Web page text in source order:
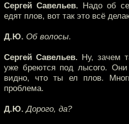
Сергей Савельев. Надо об
едят плов, вот так это всё
Д.Ю. Об волосы.
Сергей Савельев. Ну, зачем
уже бреются под лысого. Они
видно, что ты ел плов.
проблема.
Д.Ю. Дорого, да?